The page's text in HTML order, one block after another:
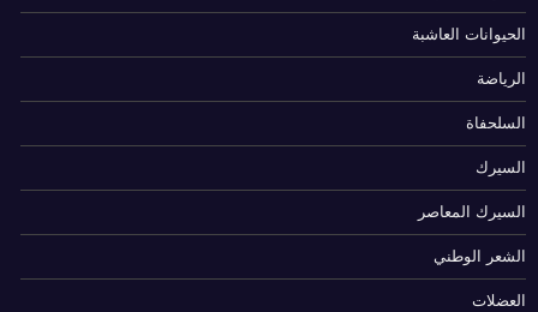
الحيوانات العاشبة
الرياضة
السلحفاة
السيرك
السيرك المعاصر
الشعر الوطني
العضلات